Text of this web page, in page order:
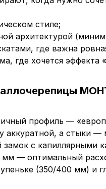
стиле;
архитектурой
где важна
где хочется эффекта
профиль —
аккуратной, а стыки —
с капиллярными
мм — оптимальный
(350/400 мм)